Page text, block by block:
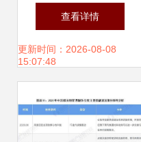
理 企业合作的结构
与价值 —— 以恒
查看详情
更新时间：2026-08-08
15:07:48